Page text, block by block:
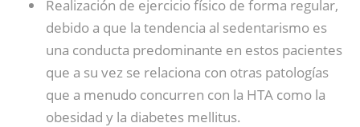
Realización de ejercicio físico de forma regular,
debido a que la tendencia al sedentarismo es
una conducta predominante en estos pacientes
que a su vez se relaciona con otras patologías
que a menudo concurren con la HTA como la
obesidad y la diabetes mellitus.